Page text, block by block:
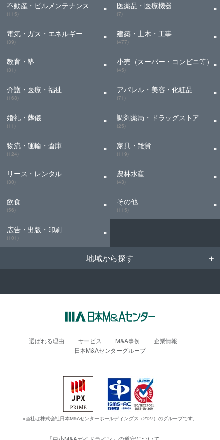
不動産・ビルメンテナンス
(115)
電気・ガス・エネルギー
(39)
教育・塾
(31)
介護・医療・福祉
(168)
婚礼・葬儀
(11)
物流・運輸・倉庫
(124)
リース・レンタル
(30)
飲食
(56)
広告・出版・印刷
(101)
医薬品・医療機器
(7)
建築・土木・工事
(477)
小売（スーパー・コンビニ等）
(45)
アパレル・美容・化粧品
(71)
調剤薬局・ドラッグストア
(25)
家具・雑貨
(119)
農林水産
(43)
その他
(115)
地域から探す
選ばれる理由 サービス M&A事例
企業情報
日本M&Aセンターグループ
※当社は株式会社日本M&Aセンターホールディングス（2127）のグループです。
「中小M&Aガイドライン」の遵守について